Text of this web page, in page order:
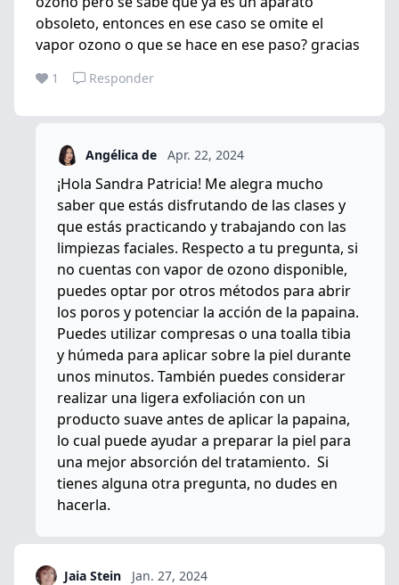
obsoleto, entonces en ese caso se omite el
vapor ozono o que se hace en ese paso? gracias
1 Responder
Angélica de Apr. 22, 2024
¡Hola Sandra Patricia! Me alegra mucho
saber que estás disfrutando de las clases y
que estás practicando y trabajando con las
limpiezas faciales. Respecto a tu pregunta, si
no cuentas con vapor de ozono disponible,
puedes optar por otros métodos para abrir
los poros y potenciar la acción de la papaina.
Puedes utilizar compresas o una toalla tibia
y húmeda para aplicar sobre la piel durante
unos minutos. También puedes considerar
realizar una ligera exfoliación con un
producto suave antes de aplicar la papaina,
lo cual puede ayudar a preparar la piel para
una mejor absorción del tratamiento. Si
tienes alguna otra pregunta, no dudes en
hacerla.
Jaia Stein Jan. 27, 2024